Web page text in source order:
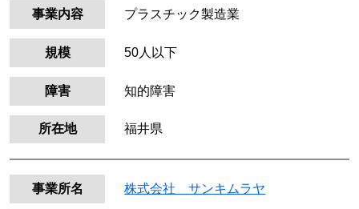
事業内容 プラスチック製造業
規模 50人以下
障害 知的障害
所在地 福井県
事業所名 株式会社 サンキムラヤ